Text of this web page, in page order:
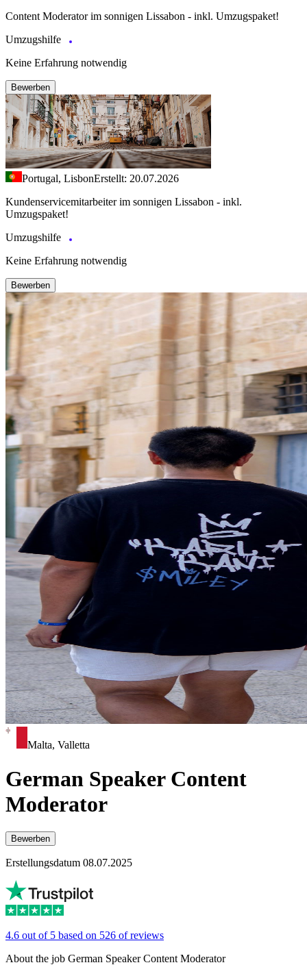
Content Moderator im sonnigen Lissabon - inkl. Umzugspaket!
Umzugshilfe
Keine Erfahrung notwendig
Bewerben
Portugal, LisbonErstellt: 20.07.2026
Kundenservicemitarbeiter im sonnigen Lissabon - inkl.
Umzugspaket!
Umzugshilfe
Keine Erfahrung notwendig
Bewerben
Malta, Valletta
German Speaker Content
Moderator
Bewerben
Erstellungsdatum 08.07.2025
4.6 out of 5 based on 526 of reviews
About the job German Speaker Content Moderator